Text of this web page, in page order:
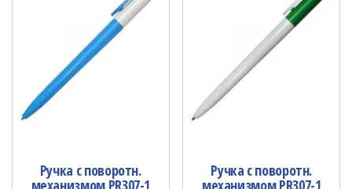
Ручка с поворотн.
механизмом PR307-1
Ручка с поворотн.
механизмом PR307-1